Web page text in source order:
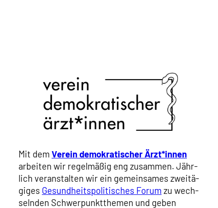
Mit dem Ver­ein demo­kra­ti­scher Ärzt*innen
arbei­ten wir regel­mä­ßig eng zusam­men. Jähr­
lich ver­an­stal­ten wir ein gemein­sa­mes zwei­tä­
gi­ges Gesund­heits­po­li­ti­sches Forum zu wech­
seln­den Schwer­punkt­the­men und geben